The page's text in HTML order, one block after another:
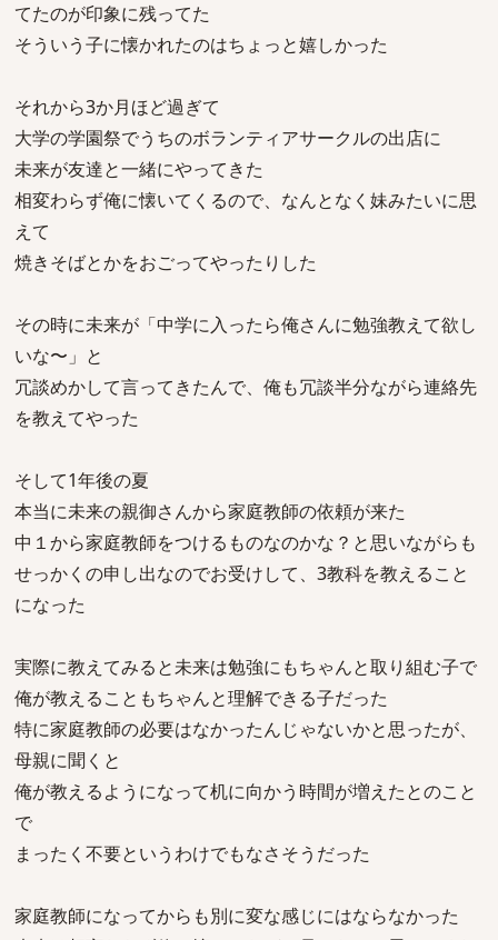
てたのが印象に残ってた
そういう子に懐かれたのはちょっと嬉しかった
それから3か月ほど過ぎて
大学の学園祭でうちのボランティアサークルの出店に
未来が友達と一緒にやってきた
相変わらず俺に懐いてくるので、なんとなく妹みたいに思
えて
焼きそばとかをおごってやったりした
その時に未来が「中学に入ったら俺さんに勉強教えて欲し
いな〜」と
冗談めかして言ってきたんで、俺も冗談半分ながら連絡先
を教えてやった
そして1年後の夏
本当に未来の親御さんから家庭教師の依頼が来た
中１から家庭教師をつけるものなのかな？と思いながらも
せっかくの申し出なのでお受けして、3教科を教えること
になった
実際に教えてみると未来は勉強にもちゃんと取り組む子で
俺が教えることもちゃんと理解できる子だった
特に家庭教師の必要はなかったんじゃないかと思ったが、
母親に聞くと
俺が教えるようになって机に向かう時間が増えたとのこと
で
まったく不要というわけでもなさそうだった
家庭教師になってからも別に変な感じにはならなかった